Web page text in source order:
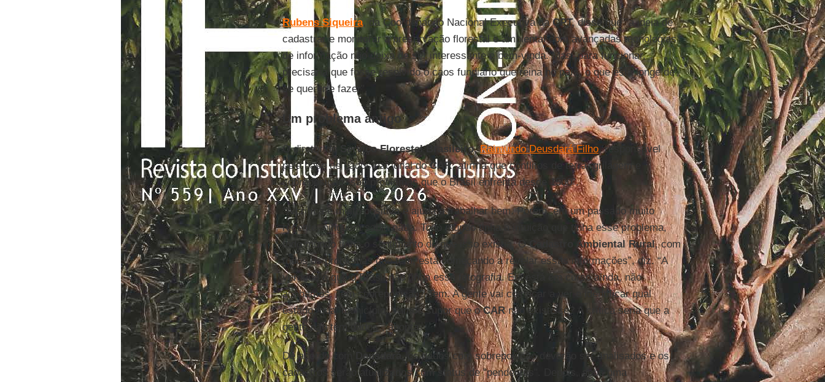
Rubens Siqueira, da Coordenação Nacional Executiva daCPT,disse que "a ideia de
cadastrar e monitorar a preservação florestal e ambiental com avançadas tecnologias
de informação não deixa de ser interessante e bem-vinda. Mas, para funcionar,
precisaria que fosse resolvido o caos fundiário que reina no país, o que está longe de
se querer e fazer".
Um problema antigo
O diretor do Serviço Florestal Brasileiro,Raimundo Deusdará Filho, responsável
pela base de dados nacional doCAR, afirma que conflitos de terra, grilagem e
sobreposição “são problemas que o Brasil enfrenta desde 1500”.
“A crítica é muito positiva e ajuda a trabalhar bem. Porém, em um passado muito
recente, ninguém sabia nada. Todo mundo tinha a intuição que tinha esse problema,
todo mundo tinha o sentimento de que isso existia. OCadastro Ambiental Rural, com
todos os problemas que tem, está começando a revelar essas informações”, diz. “A
verdade é que o Brasil não tinha essa fotografia. Ela está em curso ainda, não
acabamos. Tem sobreposição? Tem. A gente vai começar a ver e identificar qual
estado, qual município. Vamos supor que oCARnão existisse? A crítica seria que a
gente não tem dados”, aponta.
De acordo com Deusdará,os dados com sobreposição deverão ser analisados e os
cadastros serão atualizados com status de "pendentes". Depois, após uma